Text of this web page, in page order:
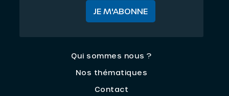
JE M'ABONNE
Qui sommes nous ?
Nos thématiques
Contact